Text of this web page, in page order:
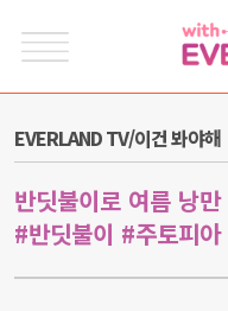
EVERLAND TV/이건 봐야해
반딧불이로 여름 낭
#반딧불이 #주토피아